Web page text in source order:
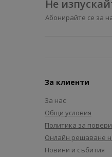
Не
Абонирайте се за
За клиенти
За нас
Общи условия
Политика за
Онлайн решаване
Новини и събития